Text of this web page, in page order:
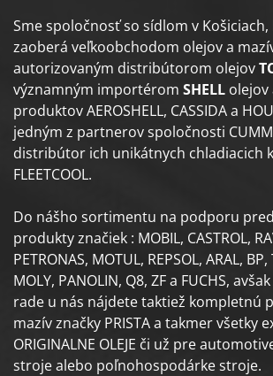
Sme spoločnosť so sídlom v Košiciach,
zaoberá veľkoobchodom olejov a
autorizovaným distribútorom olejov
významným importérom SHELL olejov
produktov AEROSHELL, CASSIDA a
jedným z partnerov spoločnosti
distribútor ich unikátnych chladiacich
FLEETCOOL.
Do nášho sortimentu na podporu
produkty značiek : MOBIL, CASTROL,
PETRONAS, MOTUL, REPSOL, ARAL,
MOLY, PANOLIN, Q8, ZF a FUCHS,
rade u nás nájdete taktiež kompletnú
mazív značky PRISTA a takmer všetky
ORIGINALNE OLEJE či už pre
stroje alebo poľnohospodárke stroje.